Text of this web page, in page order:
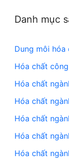
Danh mục
Dung môi hóa
Hóa chất
Hóa chất
Hóa chất
Hóa chất
Hóa chất
Hóa chất